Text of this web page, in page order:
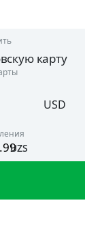
карту
USD
USD
uzs